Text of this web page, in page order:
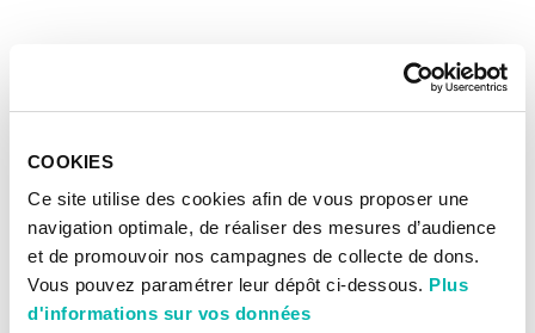
COOKIES
Ce site utilise des cookies afin de vous proposer une
navigation optimale, de réaliser des mesures d’audience
et de promouvoir nos campagnes de collecte de dons.
Vous pouvez paramétrer leur dépôt ci-dessous. Plus
d'informations sur vos données